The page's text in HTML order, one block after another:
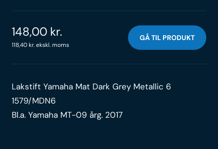
148,00 kr.
118,40kr.ekskl. moms
GÅ TIL PRODUKT
Lakstift Yamaha Mat Dark Grey Metallic 6
1579/MDN6
Bl.a. Yamaha MT-09 årg. 2017